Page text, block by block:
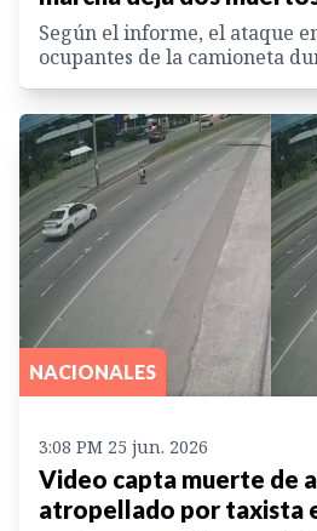
Según el informe, el ataque
ocupantes de la camioneta
NACIONALES
3:08 PM 25 jun. 2026
Video capta muerte de
atropellado por taxista